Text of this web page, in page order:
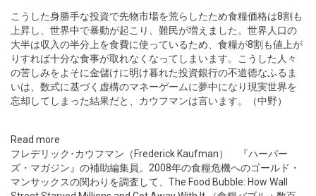
こうした身勝手な投資で先物市場を荒らしたため食糧価格は8割も
上昇し、世界中で暴動が起こり、難民が増えました。世界人口の
大半は収入の半分上を食費に使っているため、食糧が8割も値上が
りすれば十分な食事が取れなくなってしまいます。こうした人々
の苦しみをよそに金儲けに明け暮れた投資銀行の不道徳なふるま
いは、数式に基づく虚構のマネーゲームに夢中になり現実世界を
忘却してしまった結果だと、カウフマンは言います。（中野）
Read more
フレデリック･カウフマン（Frederick Kaufman） 『ハーパー
ズ・マガジン』の補助編集員。2008年の食糧危機へのゴールド・
マンサックスの関わりを調査して、The Food Bubble: How Wall